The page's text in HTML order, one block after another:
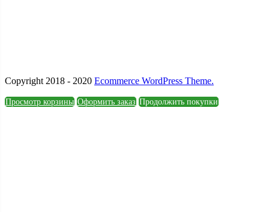
Copyright 2018 - 2020 Ecommerce WordPress Theme.
Просмотр корзины Оформить заказ Продолжить покупки